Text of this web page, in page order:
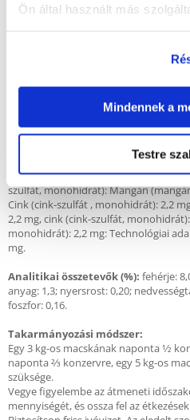
Ön által használt más
Mindennek a
Testre
Teljes értékű és kiegyensúlyozott
hús és állati termékek
*A kacsadarabok jellemzően a
Táplálékkiegészítők: B1-vitamin: 31,5
taurin: 650 mg, jód ( kalcium-jodát,
szulfát, monohidrát): Mangán
Cink (cink-szulfát , monohidrát): 2,2
2,2 mg, cink (cink-szulfát,
monohidrát): 2,2 mg: Technológiai
mg.
Analitikai összetevők (%): fehérje:
anyag: 1,3; nyersrost: 0,20;
foszfor: 0,16.
Takarmányozási módszer:
Egy 3 kg-os macskának naponta 1⁄2
naponta 2⁄3 konzervre, egy 5 kg-os
szüksége.
Vegye figyelembe az átmeneti
mennyiségét, és ossza fel az